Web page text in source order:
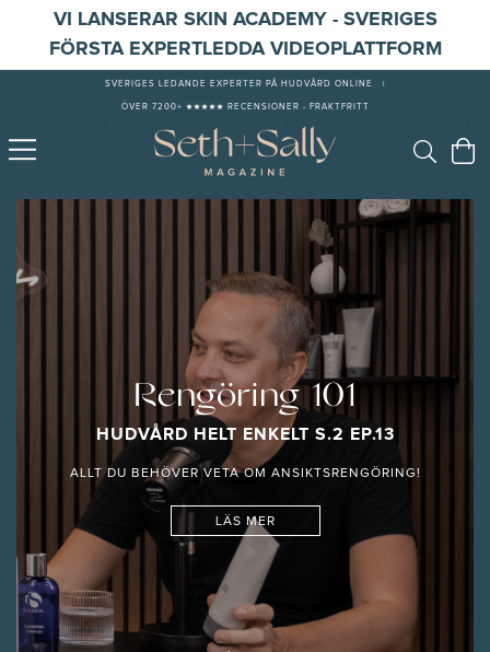
VI LANSERAR SKIN ACADEMY - SVERIGES
FÖRSTA EXPERTLEDDA VIDEOPLATTFORM
SVERIGES LEDANDE EXPERTER PÅ HUDVÅRD ONLINE
ÖVER 7200+ ★★★★★ RECENSIONER - FRAKTFRITT
Rengöring 101
HUDVÅRD HELT ENKELT S.2 EP.13
ALLT DU BEHÖVER VETA OM ANSIKTSRENGÖRING!
LÄS MER